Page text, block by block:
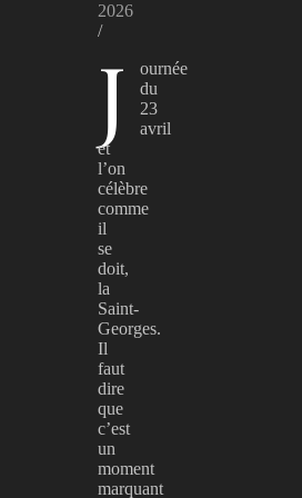
2026
/
J
ournée
du
23
avril
et
l’on
célèbre
comme
il
se
doit,
la
Saint-
Georges.
Il
faut
dire
que
c’est
un
moment
marquant